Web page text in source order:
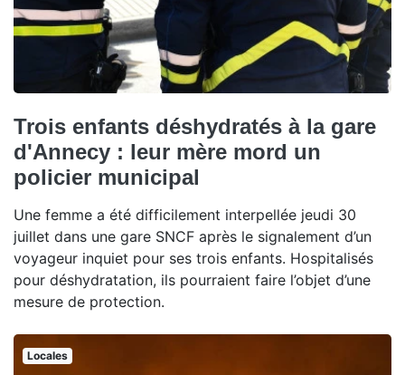
Trois enfants déshydratés à la gare
d'Annecy : leur mère mord un
policier municipal
Une femme a été difficilement interpellée jeudi 30
juillet dans une gare SNCF après le signalement d’un
voyageur inquiet pour ses trois enfants. Hospitalisés
pour déshydratation, ils pourraient faire l’objet d’une
mesure de protection.
Locales